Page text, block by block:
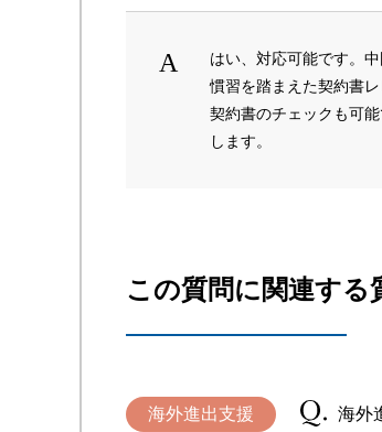
はい、対応可能です。
慣習を踏まえた契約書
契約書のチェックも可
します。
この質問に関連する
海外進出支援 海外